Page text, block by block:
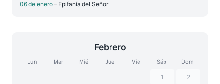
06 de enero – Epifanía del Señor
Febrero
Lun Mar Mié Jue Vie Sáb Dom
1 2